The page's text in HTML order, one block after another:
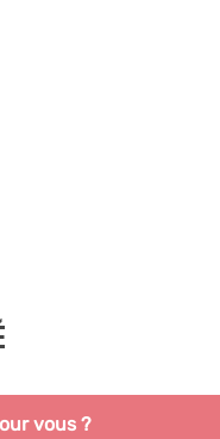
vous ?